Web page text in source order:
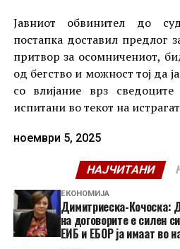
Јавниот обвинител до
постапка доставил предлог
притвор за осомничениот,
од бегство и можност тој да
со влијание врз
испитани во текот на
ноември 5, 2025
НАЈЧИТАНИ
ЕКОНОМИЈА
Димитриеска-Кочоска:
на договорите е силен
ЕИБ и ЕБОР ја имаат во